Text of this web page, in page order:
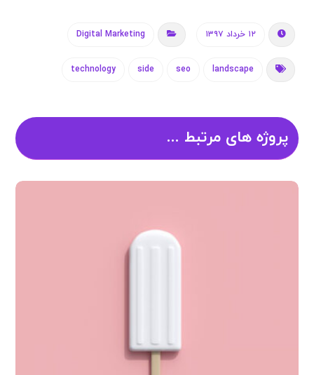
۱۲ خرداد ۱۳۹۷ Digital Marketing
landscape
seo
side
technology
پروژه های مرتبط ...